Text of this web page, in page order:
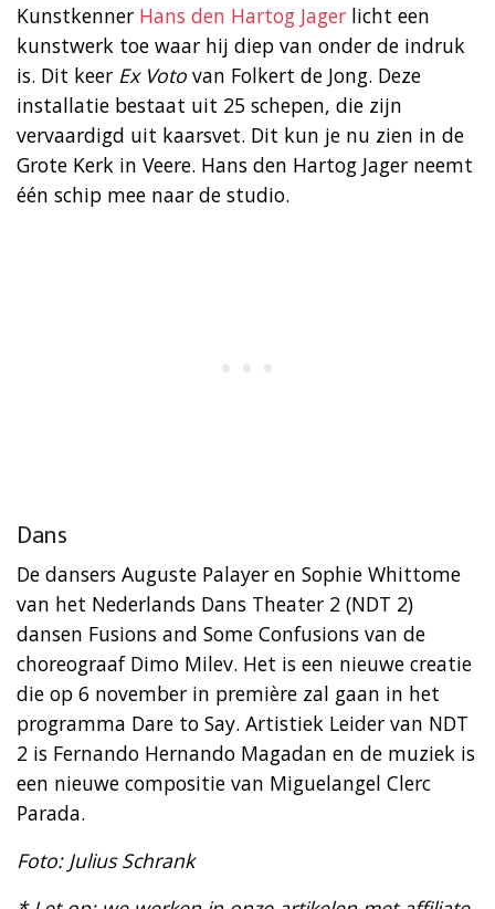
Kunstkenner Hans den Hartog Jager licht een
kunstwerk toe waar hij diep van onder de indruk
is. Dit keer Ex Voto van Folkert de Jong. Deze
installatie bestaat uit 25 schepen, die zijn
vervaardigd uit kaarsvet. Dit kun je nu zien in de
Grote Kerk in Veere. Hans den Hartog Jager neemt
één schip mee naar de studio.
Dans
De dansers Auguste Palayer en Sophie Whittome
van het Nederlands Dans Theater 2 (NDT 2)
dansen Fusions and Some Confusions van de
choreograaf Dimo Milev. Het is een nieuwe creatie
die op 6 november in première zal gaan in het
programma Dare to Say. Artistiek Leider van NDT
2 is Fernando Hernando Magadan en de muziek is
een nieuwe compositie van Miguelangel Clerc
Parada.
Foto: Julius Schrank